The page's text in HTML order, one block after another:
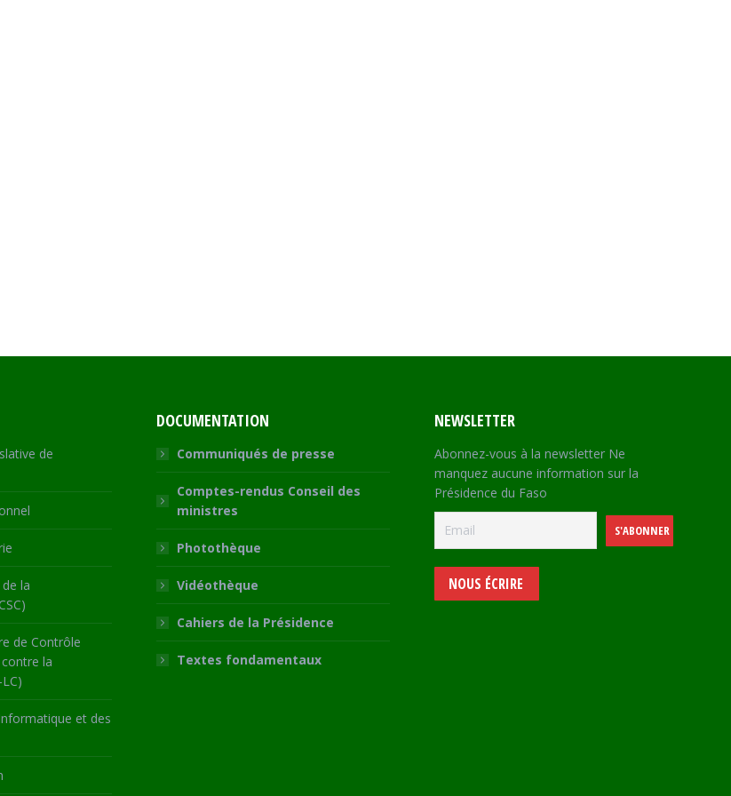
de
la
de Contrôle
la
et des
DOCUMENTATION
Communiqués de presse
Comptes-rendus Conseil des
ministres
Photothèque
Vidéothèque
Cahiers de la Présidence
Textes fondamentaux
NEWSLETTER
Abonnez-vous à la newsletter Ne
manquez aucune information sur la
Présidence du Faso
NOUS ÉCRIRE